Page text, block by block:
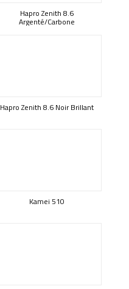
Hapro Zenith 8.6
Argenté/Carbone
Hapro Zenith 8.6 Noir Brillant
Kamei 510